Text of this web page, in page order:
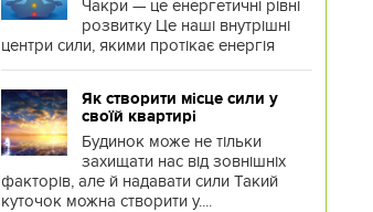
Чакри — це енергетичні рівні
розвитку Це наші внутрішні
центри сили, якими протікає енергія
Як створити місце сили у
своїй квартирі
Будинок може не тільки
захищати нас від зовнішніх
факторів, але й надавати сили Такий
куточок можна створити у....